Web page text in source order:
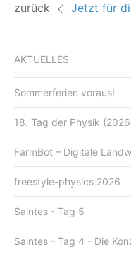
zurück
Jetzt für
AKTUELLES
Sommerferien voraus!
18. Tag der Physik
FarmBot – Digitale
freestyle-physics 2026
Saintes - Tag 5
Saintes - Tag 4 - Die